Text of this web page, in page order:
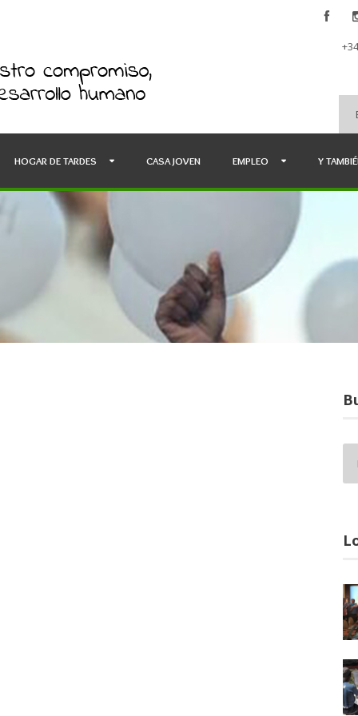
HOGAR DE TARDES CASA JOVEN EMPLEO Y